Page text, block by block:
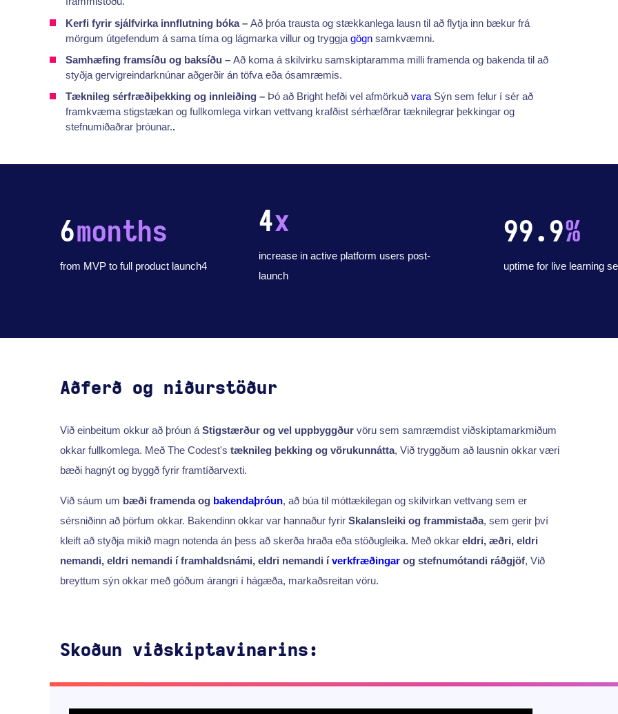
Kerfi fyrir sjálfvirka innflutning bóka –Að þróa trausta og stækkanlega lausn til að flytja inn bækur frá
mörgum útgefendum á sama tíma og lágmarka villur og tryggjagögn samkvæmni.
Samhæfing framsíðu og baksíðu –Að koma á skilvirku samskiptaramma milli framenda og bakenda til að
styðja gervigreindarknúnar aðgerðir án töfva eða ósamræmis.
Tæknileg sérfræðiþekking og innleiðing – Þó að Bright hefði vel afmörkuðvaraSýn sem felur í sér að
framkvæma stigstækan og fullkomlega virkan vettvang krafðist sérhæfðrar tæknilegrar þekkingar og
stefnumiðaðrar þróunar..
6months
from MVP to full product launch4
4x
increase in active platform users post-
launch
99.9%
uptime for live learning
Aðferð og niðurstöður
Við einbeitum okkur að þróun á Stigstærður og vel uppbyggðurvöru sem samræmdist viðskipta­markmiðum
okkar fullkomlega. Með The Codest's tæknileg þekking og vörukunnátta, Við tryggðum að lausnin okkar væri
bæði hagnýt og byggð fyrir framtíðarvexti.
Við sáum um bæði framenda og bakendaþróun, að búa til móttækilegan og skilvirkan vettvang sem er
sérsniðinn að þörfum okkar. Bakendinn okkar var hannaður fyrir Skalansleiki og frammistaða, sem gerir því
kleift að styðja mikið magn notenda án þess að skerða hraða eða stöðugleika. Með okkar eldri, æðri, eldri
nemandi, eldri nemandi í framhaldsnámi, eldri nemandi íverkfræðingarog stefnumótandi ráðgjöf, Við
breyttum sýn okkar með góðum árangri í hágæða, markaðsreitan vöru.
Skoðun viðskiptavinarins: